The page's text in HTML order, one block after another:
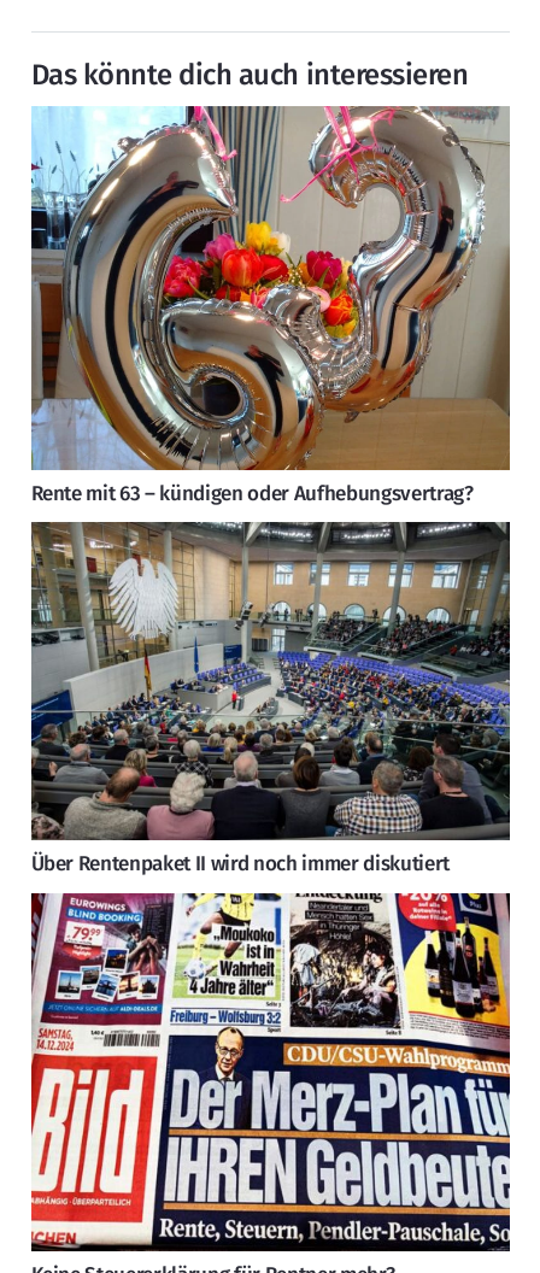
Das könnte dich auch interessieren
Rente mit 63 – kündigen oder Aufhebungsvertrag?
Über Rentenpaket II wird noch immer diskutiert